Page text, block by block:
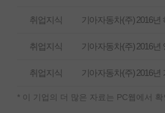
취업지식
취업지식
취업지식
* 이 기업의 더 많은 자료는 PC웹에서 확